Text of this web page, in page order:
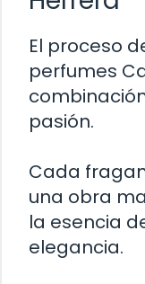
El proceso
perfumes
pasión.
Cada
una obra
la esencia
elegancia.